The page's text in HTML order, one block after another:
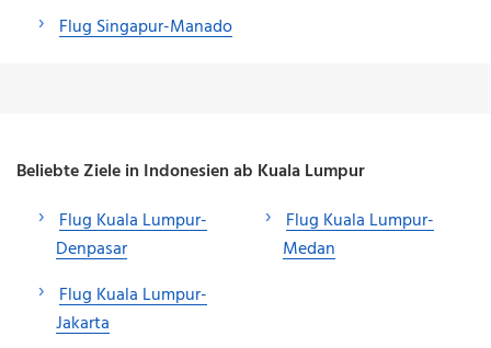
Flug Singapur-Manado
Beliebte Ziele in Indonesien ab Kuala Lumpur
Flug Kuala Lumpur-
Denpasar
Flug Kuala Lumpur-
Jakarta
Flug Kuala Lumpur-
Medan